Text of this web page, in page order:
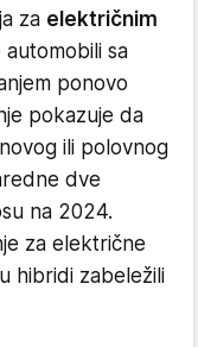
za električnim
sa
ponovo
pokazuje da
ili polovnog
dve
na 2024.
za električne
hibridi zabeležili